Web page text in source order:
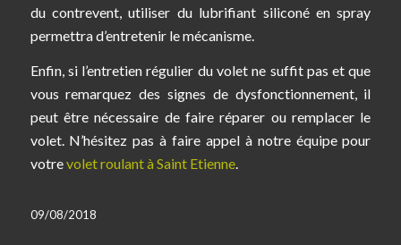
du contrevent, utiliser du lubrifiant siliconé en spray
permettra d’entretenir le mécanisme.
Enfin, si l’entretien régulier du volet ne suffit pas et que
vous remarquez des signes de dysfonctionnement, il
peut être nécessaire de faire réparer ou remplacer le
volet. N’hésitez pas à faire appel à notre équipe pour
votrevolet roulant à Saint Etienne.
09/08/2018